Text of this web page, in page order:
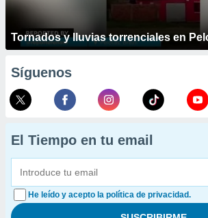
Tornados y lluvias torrenciales en
Síguenos
El Tiempo en tu email
He leído y acepto la política de privacidad.